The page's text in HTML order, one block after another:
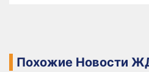
Похожие Новости